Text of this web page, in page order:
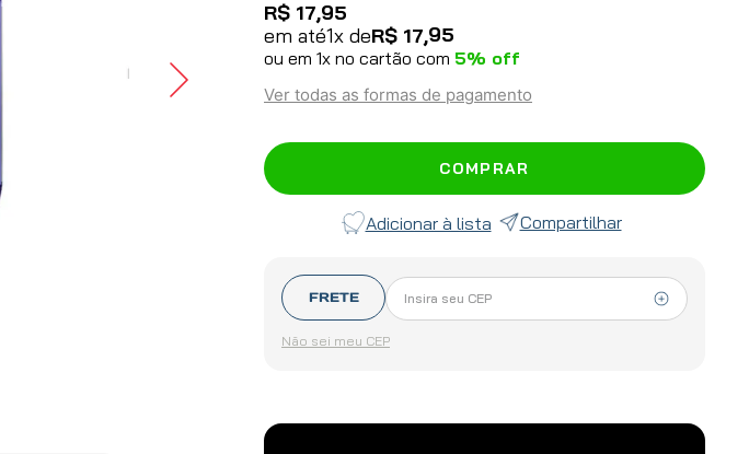
R$ 17,95
em até1x deR$ 17,95
ou em 1x no cartão com 5% off
Ver todas as formas de pagamento
COMPRAR
Compartilhar
FRETE
Não sei meu CEP